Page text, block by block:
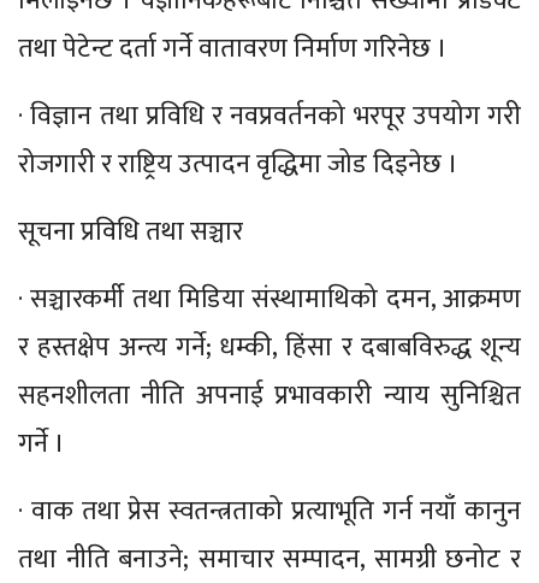
तथा पेटेन्ट दर्ता गर्ने वातावरण निर्माण गरिनेछ ।
· विज्ञान तथा प्रविधि र नवप्रवर्तनको भरपूर उपयोग गरी
रोजगारी र राष्ट्रिय उत्पादन वृद्धिमा जोड दिइनेछ ।
सूचना प्रविधि तथा सञ्चार
· सञ्चारकर्मी तथा मिडिया संस्थामाथिको दमन, आक्रमण
र हस्तक्षेप अन्त्य गर्ने; धम्की, हिंसा र दबाबविरुद्ध शून्य
सहनशीलता नीति अपनाई प्रभावकारी न्याय सुनिश्चित
गर्ने ।
· वाक तथा प्रेस स्वतन्त्रताको प्रत्याभूति गर्न नयाँ कानुन
तथा नीति बनाउने; समाचार सम्पादन, सामग्री छनोट र